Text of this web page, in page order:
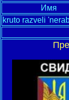
Имя
kruto razveli